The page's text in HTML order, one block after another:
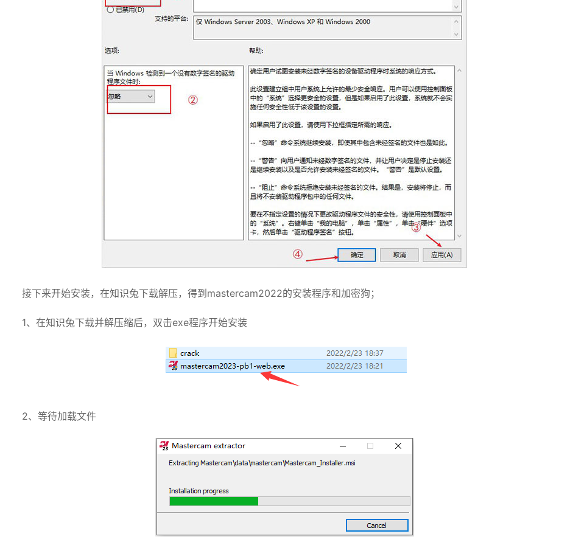
接下来开始安装，在知识兔下载解压，得到mastercam2022的安装程序和加密狗；
1、在知识兔下载并解压缩后，双击exe程序开始安装
2、等待加载文件